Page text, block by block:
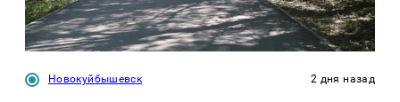
Новокуйбышевск 2 дня назад